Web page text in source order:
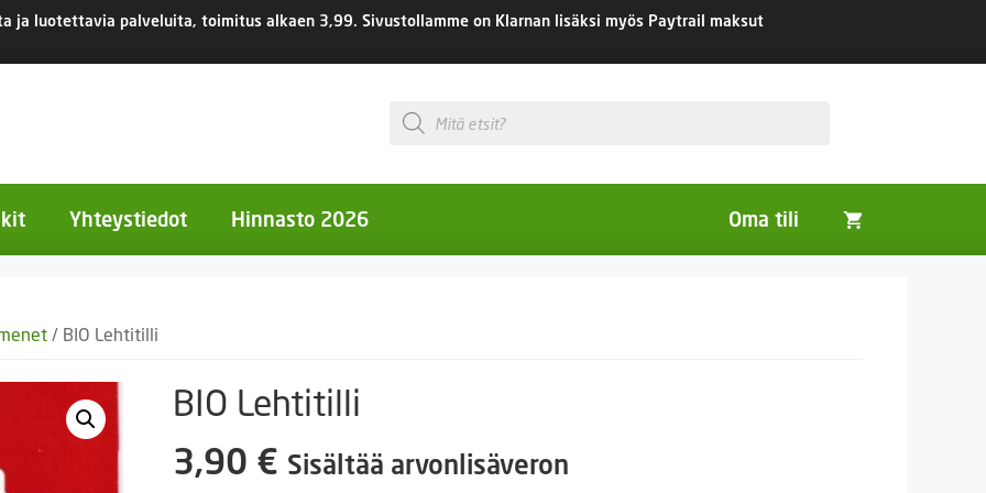
ja luotettavia palveluita, toimitus alkaen 3,99. Sivustollamme on Klarnan lisäksi myös Paytrail maksut
Products
search
kukat
Ruukut
Yhteystiedot Hinnasto 2026 Oma tili
/ BIO Lehtitilli
BIO Lehtitilli
3,90 € Sisältää arvonlisäveron